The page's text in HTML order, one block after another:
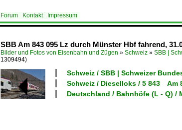
Forum Kontakt Impressum
SBB Am 843 095 Lz durch Münster Hbf fahrend,
Bilder und Fotos von Eisenbahn und Zügen » Schweiz » SBB |
1309494)
Schweiz / SBB | Schweizer
Schweiz / Dieselloks / 5 843 Am
Deutschland / Bahnhöfe (L - Q) /